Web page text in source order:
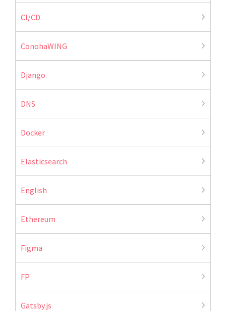
CI/CD
ConohaWING
Django
DNS
Docker
Elasticsearch
English
Ethereum
Figma
FP
Gatsby.js